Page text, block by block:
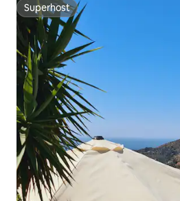
Superhost
Superhost